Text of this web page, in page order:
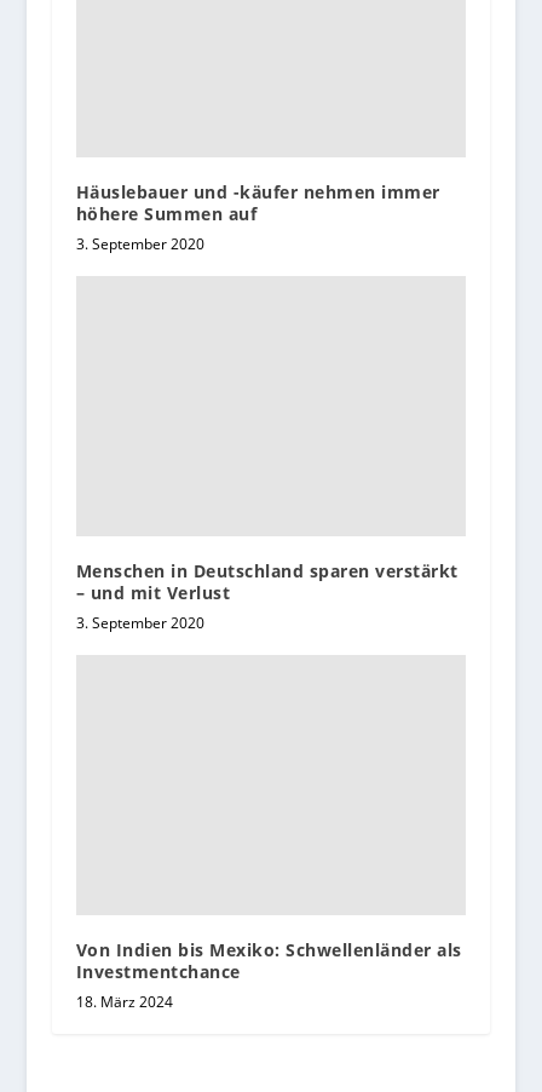
Häuslebauer und -käufer nehmen immer
höhere Summen auf
3. September 2020
Menschen in Deutschland sparen verstärkt
– und mit Verlust
3. September 2020
Von Indien bis Mexiko: Schwellenländer als
Investmentchance
18. März 2024